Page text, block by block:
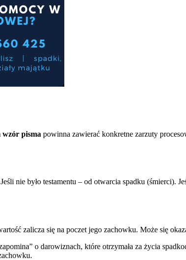
wzór pisma powinna zawierać konkretne zarzuty
nie było testamentu – od otwarcia spadku (śmierci).
zalicza się na poczet jego zachowku. Może się
o darowiznach, które otrzymała za życia